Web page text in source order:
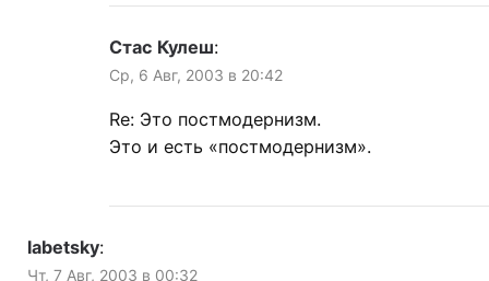
Стас Кулеш:
Ср, 6 Авг, 2003 в 20:42
Re: Это постмодернизм.
Это и есть «постмодернизм».
labetsky:
Чт, 7 Авг, 2003 в 00:32